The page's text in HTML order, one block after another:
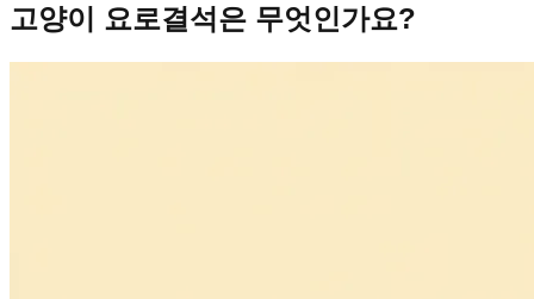
고양이 요로결석은 무엇인가요?